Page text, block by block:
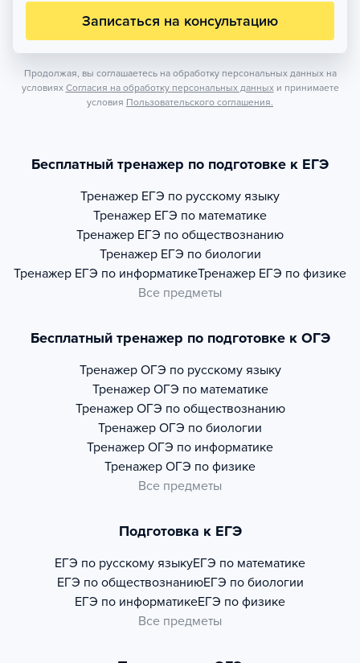
Записаться на консультацию
Продолжая, вы соглашаетесь на обработку персональных данных на
условиях Согласия на обработку персональных данных и принимаете
условия Пользовательского соглашения.
Бесплатный тренажер по подготовке к ЕГЭ
Тренажер ЕГЭ по русскому языку
Тренажер ЕГЭ по математике
Тренажер ЕГЭ по обществознанию
Тренажер ЕГЭ по биологии
Тренажер ЕГЭ по информатикеТренажер ЕГЭ по физике
Все предметы
Бесплатный тренажер по подготовке к ОГЭ
Тренажер ОГЭ по русскому языку
Тренажер ОГЭ по математике
Тренажер ОГЭ по обществознанию
Тренажер ОГЭ по биологии
Тренажер ОГЭ по информатике
Тренажер ОГЭ по физике
Все предметы
Подготовка к ЕГЭ
ЕГЭ по русскому языкуЕГЭ по математике
ЕГЭ по обществознаниюЕГЭ по биологии
ЕГЭ по информатикеЕГЭ по физике
Все предметы